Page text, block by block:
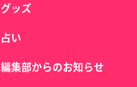
グッズ
占い
編集部からのお知らせ